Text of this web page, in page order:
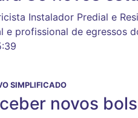
Instalador Predial e
e profissional de egressos
SIMPLIFICADO
novos